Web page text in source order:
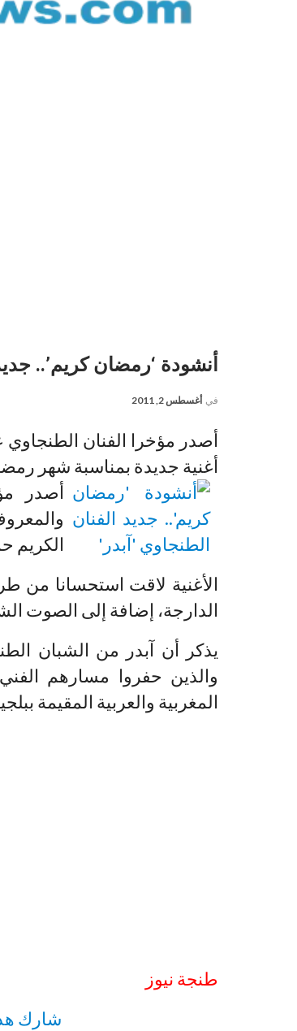
أنشودة ‘رمضان كريم’..
في أغسطس 2, 2011
أغنية جديدة بمناسبة شهر
أصدر
الكريم
الأغنية لاقت استحسانا من
الدارجة، إضافة إلى الصوت
يذكر أن آبدر من الشبان
والذين حفروا مسارهم
المغربية والعربية المقيمة
طنجة نيوز
شارك